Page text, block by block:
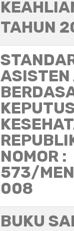
TAHUN
ASISTEN
NOMOR :
573/
008
BUKU